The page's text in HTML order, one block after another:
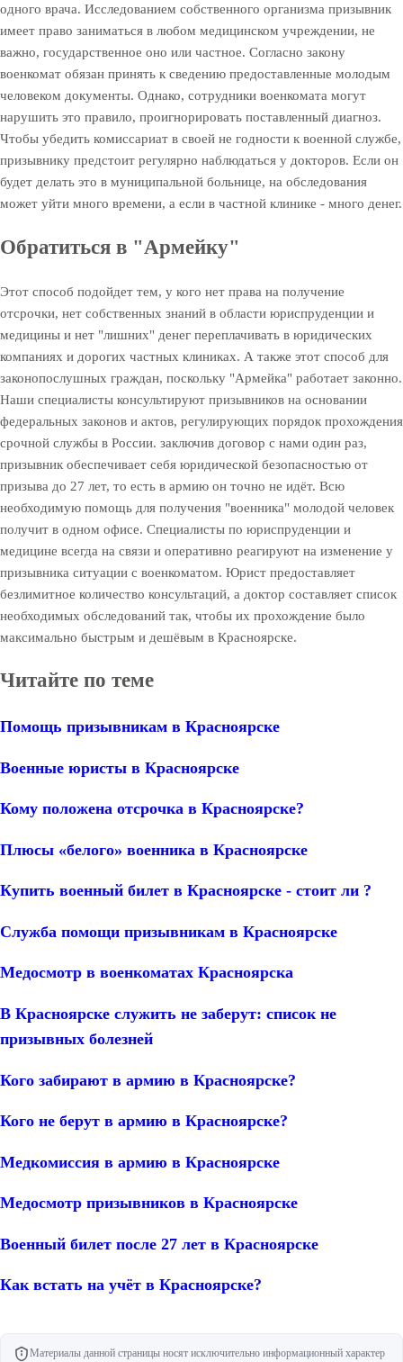
одного врача. Исследованием собственного организма призывник
имеет право заниматься в любом медицинском учреждении, не
важно, государственное оно или частное. Согласно закону
военкомат обязан принять к сведению предоставленные молодым
человеком документы. Однако, сотрудники военкомата могут
нарушить это правило, проигнорировать поставленный диагноз.
Чтобы убедить комиссариат в своей не годности к военной службе,
призывнику предстоит регулярно наблюдаться у докторов. Если он
будет делать это в муниципальной больнице, на обследования
может уйти много времени, а если в частной клинике - много денег.
Обратиться в "Армейку"
Этот способ подойдет тем, у кого нет права на получение
отсрочки, нет собственных знаний в области юриспруденции и
медицины и нет "лишних" денег переплачивать в юридических
компаниях и дорогих частных клиниках. А также этот способ для
законопослушных граждан, поскольку "Армейка" работает законно.
Наши специалисты консультируют призывников на основании
федеральных законов и актов, регулирующих порядок прохождения
срочной службы в России. заключив договор с нами один раз,
призывник обеспечивает себя юридической безопасностью от
призыва до 27 лет, то есть в армию он точно не идёт. Всю
необходимую помощь для получения "военника" молодой человек
получит в одном офисе. Специалисты по юриспруденции и
медицине всегда на связи и оперативно реагируют на изменение у
призывника ситуации с военкоматом. Юрист предоставляет
безлимитное количество консультаций, а доктор составляет список
необходимых обследований так, чтобы их прохождение было
максимально быстрым и дешёвым в Красноярске.
Читайте по теме
Помощь призывникам в Красноярске
Военные юристы в Красноярске
Кому положена отсрочка в Красноярске?
Плюсы «белого» военника в Красноярске
Купить военный билет в Красноярске - стоит ли ?
Служба помощи призывникам в Красноярске
Медосмотр в военкоматах Красноярска
В Красноярске служить не заберут: список не
призывных болезней
Кого забирают в армию в Красноярске?
Кого не берут в армию в Красноярске?
Медкомиссия в армию в Красноярске
Медосмотр призывников в Красноярске
Военный билет после 27 лет в Красноярске
Как встать на учёт в Красноярске?
Материалы данной страницы носят исключительно информационный характер